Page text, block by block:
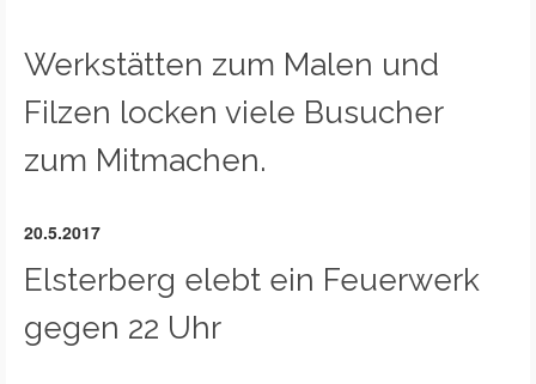
Werkstätten zum Malen und
Filzen locken viele Busucher
zum Mitmachen.
20.5.2017
Elsterberg elebt ein Feuerwerk
gegen 22 Uhr